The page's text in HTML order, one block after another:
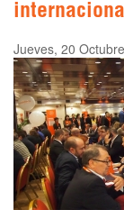
Jueves, 20